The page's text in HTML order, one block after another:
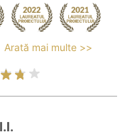
Arată mai multe >>